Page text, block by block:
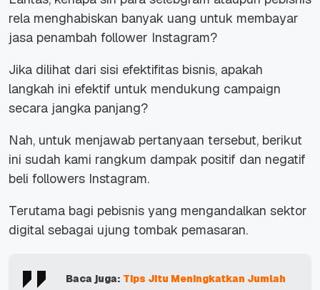
rela menghabiskan banyak uang untuk membayar
jasa penambah follower Instagram?
Jika dilihat dari sisi efektifitas bisnis, apakah
langkah ini efektif untuk mendukung campaign
secara jangka panjang?
Nah, untuk menjawab pertanyaan tersebut, berikut
ini sudah kami rangkum dampak positif dan negatif
beli followers Instagram.
Terutama bagi pebisnis yang mengandalkan sektor
digital sebagai ujung tombak pemasaran.
Baca juga: Tips Jitu Meningkatkan Jumlah